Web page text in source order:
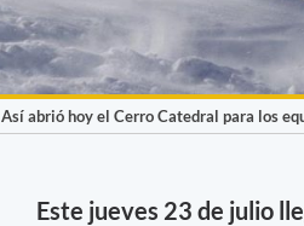
Así abrió hoy el Cerro Catedral para los
Este jueves 23 de julio